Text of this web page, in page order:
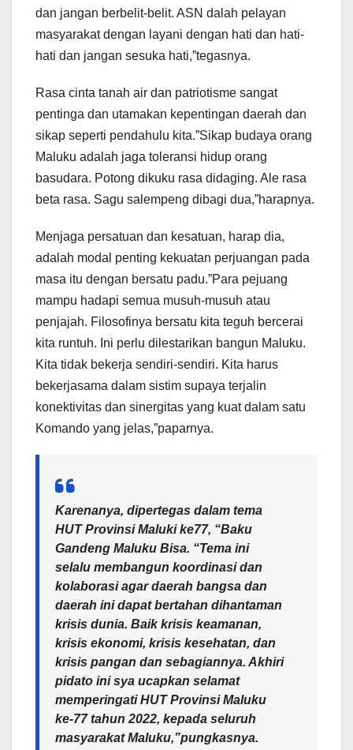
dan jangan berbelit-belit. ASN dalah pelayan
masyarakat dengan layani dengan hati dan hati-
hati dan jangan sesuka hati,”tegasnya.
Rasa cinta tanah air dan patriotisme sangat
pentinga dan utamakan kepentingan daerah dan
sikap seperti pendahulu kita.”Sikap budaya orang
Maluku adalah jaga toleransi hidup orang
basudara. Potong dikuku rasa didaging. Ale rasa
beta rasa. Sagu salempeng dibagi dua,”harapnya.
Menjaga persatuan dan kesatuan, harap dia,
adalah modal penting kekuatan perjuangan pada
masa itu dengan bersatu padu.”Para pejuang
mampu hadapi semua musuh-musuh atau
penjajah. Filosofinya bersatu kita teguh bercerai
kita runtuh. Ini perlu dilestarikan bangun Maluku.
Kita tidak bekerja sendiri-sendiri. Kita harus
bekerjasama dalam sistim supaya terjalin
konektivitas dan sinergitas yang kuat dalam satu
Komando yang jelas,”paparnya.
Karenanya, dipertegas dalam tema
HUT Provinsi Maluki ke77, “Baku
Gandeng Maluku Bisa. “Tema ini
selalu membangun koordinasi dan
kolaborasi agar daerah bangsa dan
daerah ini dapat bertahan dihantaman
krisis dunia. Baik krisis keamanan,
krisis ekonomi, krisis kesehatan, dan
krisis pangan dan sebagiannya. Akhiri
pidato ini sya ucapkan selamat
memperingati HUT Provinsi Maluku
ke-77 tahun 2022, kepada seluruh
masyarakat Maluku,”pungkasnya.